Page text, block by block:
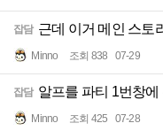
잡담 근데 이거 메인 스토
Minno 조회 838 07-29
잡담 알프를 파티 1번창에
Minno 조회 425 07-28